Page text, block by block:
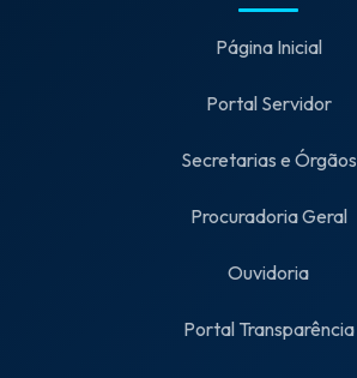
Página Inicial
Portal Servidor
Secretarias e Órgãos
Procuradoria Geral
Ouvidoria
Portal Transparência